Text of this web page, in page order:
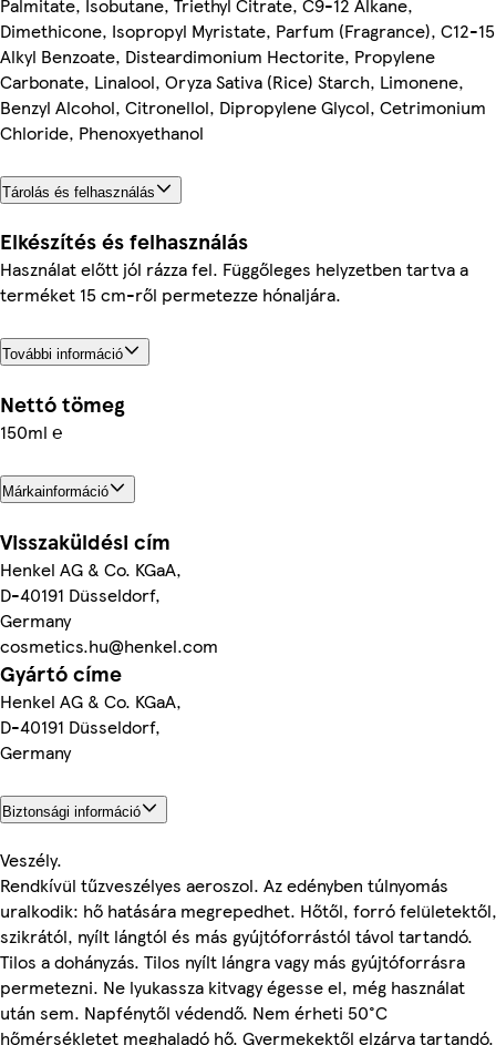
Dimethicone, Isopropyl Myristate, Parfum (Fragrance), C12-15
Alkyl Benzoate, Disteardimonium Hectorite, Propylene
Carbonate, Linalool, Oryza Sativa (Rice) Starch, Limonene,
Benzyl Alcohol, Citronellol, Dipropylene Glycol, Cetrimonium
Chloride, Phenoxyethanol
Tárolás és felhasználás
Elkészítés és felhasználás
Használat előtt jól rázza fel. Függőleges helyzetben tartva a
terméket 15 cm-ről permetezze hónaljára.
További információ
Nettó tömeg
150ml ℮
Márkainformáció
Visszaküldési cím
Henkel AG & Co. KGaA,
D-40191 Düsseldorf,
Germany
cosmetics.hu@henkel.com
Gyártó címe
Henkel AG & Co. KGaA,
D-40191 Düsseldorf,
Germany
Biztonsági információ
Veszély.
Rendkívül tűzveszélyes aeroszol. Az edényben túlnyomás
uralkodik: hő hatására megrepedhet. Hőtől, forró felületektől,
szikrától, nyílt lángtól és más gyújtóforrástól távol tartandó.
Tilos a dohányzás. Tilos nyílt lángra vagy más gyújtóforrásra
permetezni. Ne lyukassza kitvagy égesse el, még használat
után sem. Napfénytől védendő. Nem érheti 50°C
hőmérsékletet meghaladó hő. Gyermekektől elzárva tartandó.